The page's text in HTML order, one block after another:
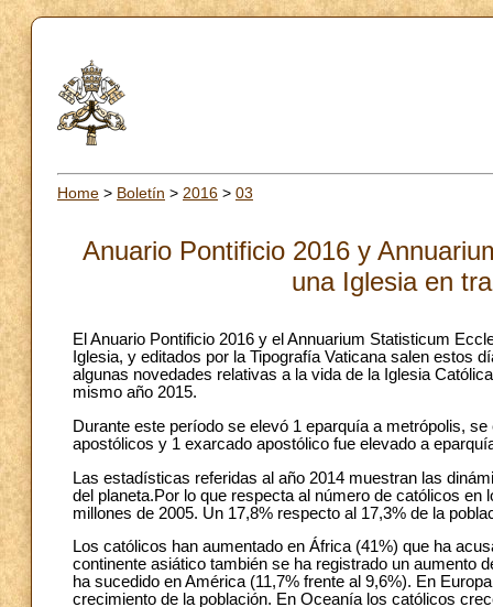
Home > Boletín > 2016 > 03
Anuario Pontificio 2016 y
una Iglesia en
El Anuario Pontificio 2016 y el Annuarium Statisticum
Iglesia, y editados por la Tipografía Vaticana salen estos
algunas novedades relativas a la vida de la Iglesia
mismo año 2015.
Durante este período se elevó 1 eparquía a metrópolis,
apostólicos y 1 exarcado apostólico fue elevado a
Las estadísticas referidas al año 2014 muestran las
del planeta.Por lo que respecta al número de católicos
millones de 2005. Un 17,8% respecto al 17,3% de la
Los católicos han aumentado en África (41%) que ha
continente asiático también se ha registrado un aumento
ha sucedido en América (11,7% frente al 9,6%). En
crecimiento de la población. En Oceanía los católicos